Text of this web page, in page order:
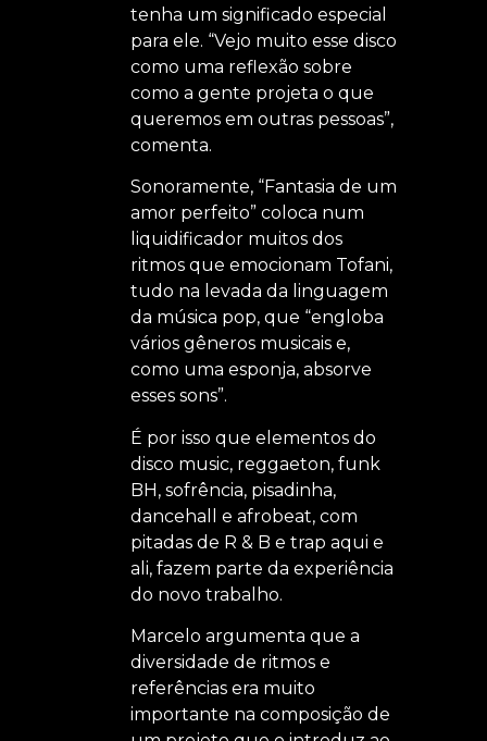
tenha um significado especial
para ele. “Vejo muito esse disco
como uma reflexão sobre
como a gente projeta o que
queremos em outras pessoas”,
comenta.
Sonoramente, “Fantasia de um
amor perfeito” coloca num
liquidificador muitos dos
ritmos que emocionam Tofani,
tudo na levada da linguagem
da música pop, que “engloba
vários gêneros musicais e,
como uma esponja, absorve
esses sons”.
É por isso que elementos do
disco music, reggaeton, funk
BH, sofrência, pisadinha,
dancehall e afrobeat, com
pitadas de R & B e trap aqui e
ali, fazem parte da experiência
do novo trabalho.
Marcelo argumenta que a
diversidade de ritmos e
referências era muito
importante na composição de